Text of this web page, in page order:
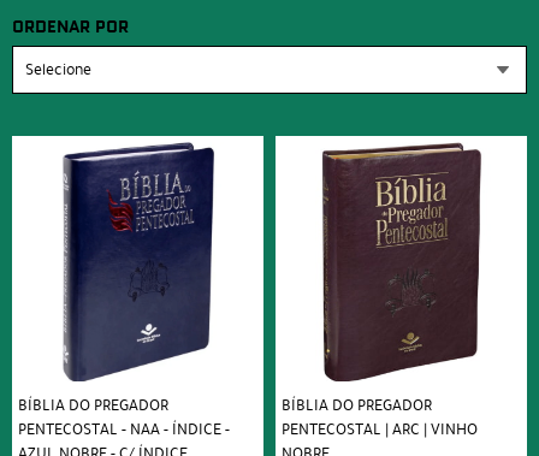
ORDENAR POR
Selecione
BÍBLIA DO PREGADOR
PENTECOSTAL - NAA - ÍNDICE -
BÍBLIA DO PREGADOR
PENTECOSTAL | ARC | VINHO